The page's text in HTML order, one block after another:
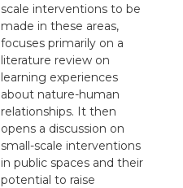
scale interventions to be
made in these areas,
focuses primarily on a
literature review on
learning experiences
about nature-human
relationships. It then
opens a discussion on
small-scale interventions
in public spaces and their
potential to raise